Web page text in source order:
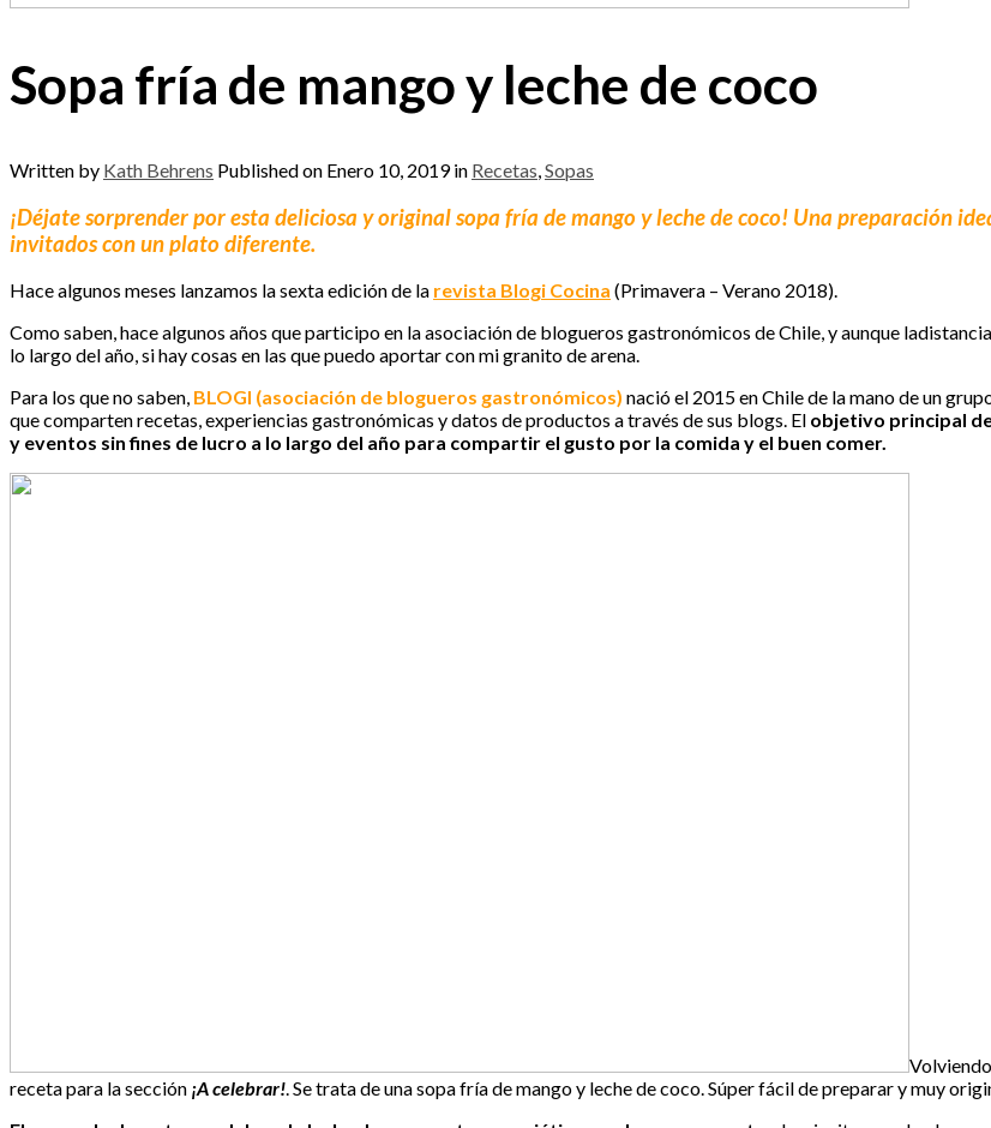
Sopa fría de mango y leche de coco
Written by Kath Behrens Published on Enero 10, 2019 in Recetas,Sopas
¡Déjate sorprender por esta deliciosa y original sopa fría de mango y leche de coco! Una preparación
invitados con un plato diferente.
Hace algunos meses lanzamos la sexta edición de la revista Blogi Cocina (Primavera – Verano 2018).
Como saben, hace algunos años que participo en la asociación de blogueros gastronómicos de Chile, y aunque
lo largo del año, si hay cosas en las que puedo aportar con mi granito de arena.
Para los que no saben, BLOGI (asociación de blogueros gastronómicos) nació el 2015 en Chile de la mano de un
que comparten recetas, experiencias gastronómicas y datos de productos a través de sus blogs. El objetivo principal
y eventos sin fines de lucro a lo largo del año para compartir el gusto por la comida y el buen comer.
receta para la sección ¡A celebrar!. Se trata de una sopa fría de mango y leche de coco. Súper fácil de preparar y muy